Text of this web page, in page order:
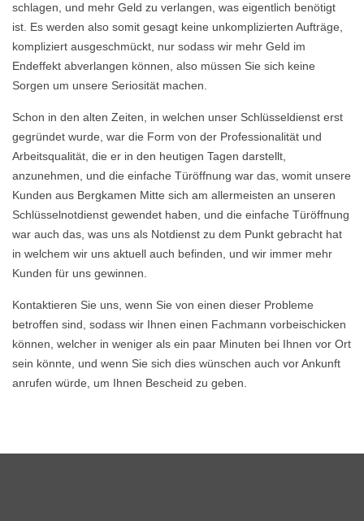
schlagen, und mehr Geld zu verlangen, was eigentlich benötigt
ist. Es werden also somit gesagt keine unkomplizierten Aufträge,
kompliziert ausgeschmückt, nur sodass wir mehr Geld im
Endeffekt abverlangen können, also müssen Sie sich keine
Sorgen um unsere Seriosität machen.
Schon in den alten Zeiten, in welchen unser Schlüsseldienst erst
gegründet wurde, war die Form von der Professionalität und
Arbeitsqualität, die er in den heutigen Tagen darstellt,
anzunehmen, und die einfache Türöffnung war das, womit unsere
Kunden aus Bergkamen Mitte sich am allermeisten an unseren
Schlüsselnotdienst gewendet haben, und die einfache Türöffnung
war auch das, was uns als Notdienst zu dem Punkt gebracht hat
in welchem wir uns aktuell auch befinden, und wir immer mehr
Kunden für uns gewinnen.
Kontaktieren Sie uns, wenn Sie von einen dieser Probleme
betroffen sind, sodass wir Ihnen einen Fachmann vorbeischicken
können, welcher in weniger als ein paar Minuten bei Ihnen vor Ort
sein könnte, und wenn Sie sich dies wünschen auch vor Ankunft
anrufen würde, um Ihnen Bescheid zu geben.